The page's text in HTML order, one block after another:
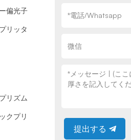
偏光子
リッタ
リズム
クプリ
提出する